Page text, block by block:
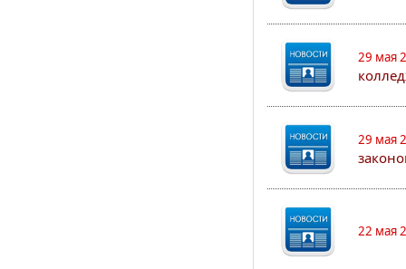
29 мая
29 мая
22 мая